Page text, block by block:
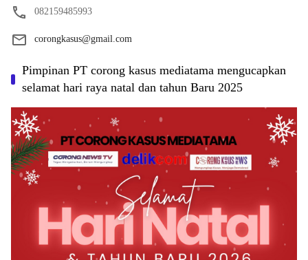
082159485993
corongkasus@gmail.com
Pimpinan PT corong kasus mediatama mengucapkan
selamat hari raya natal dan tahun Baru 2025